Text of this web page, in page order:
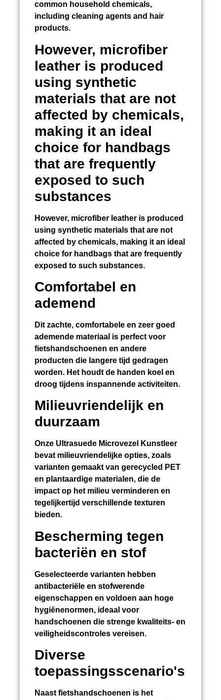
common household chemicals,
including cleaning agents and hair
products.
However, microfiber
leather is produced
using synthetic
materials that are not
affected by chemicals,
making it an ideal
choice for handbags
that are frequently
exposed to such
substances
However, microfiber leather is produced
using synthetic materials that are not
affected by chemicals, making it an ideal
choice for handbags that are frequently
exposed to such substances.
Comfortabel en
ademend
Dit zachte, comfortabele en zeer goed
ademende materiaal is perfect voor
fietshandschoenen en andere
producten die langere tijd gedragen
worden. Het houdt de handen koel en
droog tijdens inspannende activiteiten.
Milieuvriendelijk en
duurzaam
Onze Ultrasuede Microvezel Kunstleer
bevat milieuvriendelijke opties, zoals
varianten gemaakt van gerecycled PET
en plantaardige materialen, die de
impact op het milieu verminderen en
tegelijkertijd verschillende texturen
bieden.
Bescherming tegen
bacteriën en stof
Geselecteerde varianten hebben
antibacteriële en stofwerende
eigenschappen en voldoen aan hoge
hygiënenormen, ideaal voor
handschoenen die strenge kwaliteits- en
veiligheidscontroles vereisen.
Diverse
toepassingsscenario's
Naast fietshandschoenen is het